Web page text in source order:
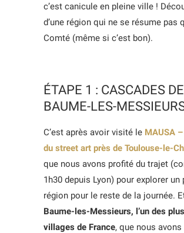
c’est canicule en pleine ville !
d’une région qui ne se résume pas
Comté (même si c’est bon).
ÉTAPE 1 : CASCADES DE
BAUME-LES-
C’est après avoir visité le MAUSA
du street art près de Toulouse-le-
que nous avons profité du trajet
1h30 depuis Lyon) pour explorer un
région pour le reste de la journée.
Baume-les-Messieurs, l’un des
villages de France, que nous avons